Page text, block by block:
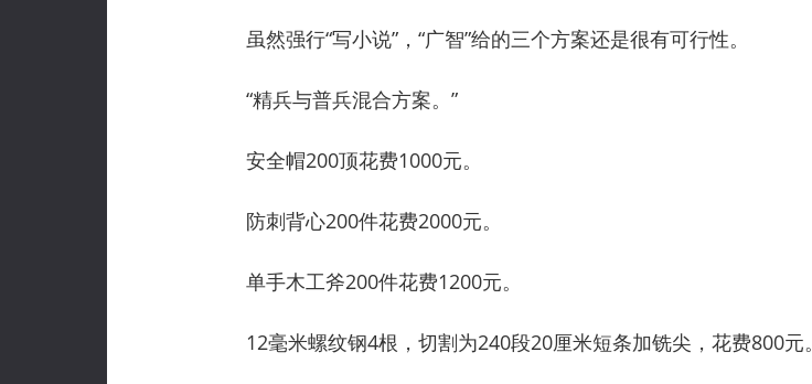
虽然强行“写小说”，“广智”给的三个方案还是很有可行性。
“精兵与普兵混合方案。”
安全帽200顶花费1000元。
防刺背心200件花费2000元。
单手木工斧200件花费1200元。
12毫米螺纹钢4根，切割为240段20厘米短条加铣尖，花费800元。